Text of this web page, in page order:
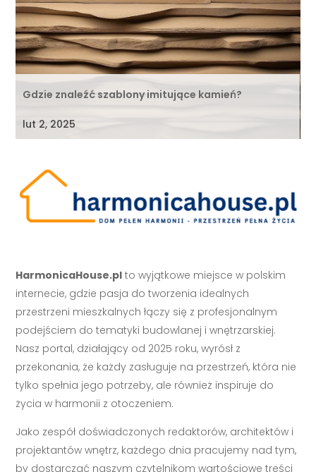
Gdzie znaleźć szablony imitujące kamień?
lut 2, 2025
HarmonicaHouse.pl to wyjątkowe miejsce w polskim
internecie, gdzie pasja do tworzenia idealnych
przestrzeni mieszkalnych łączy się z profesjonalnym
podejściem do tematyki budowlanej i wnętrzarskiej.
Nasz portal, działający od 2025 roku, wyrósł z
przekonania, że każdy zasługuje na przestrzeń, która nie
tylko spełnia jego potrzeby, ale również inspiruje do
życia w harmonii z otoczeniem.
Jako zespół doświadczonych redaktorów, architektów i
projektantów wnętrz, każdego dnia pracujemy nad tym,
by dostarczać naszym czytelnikom wartościowe treści